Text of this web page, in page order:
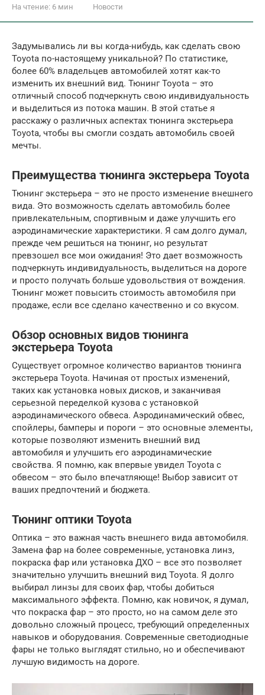
На чтение: 6 мин Новости
Задумывались ли вы когда-нибудь, как сделать свою
Toyota по-настоящему уникальной? По статистике,
более 60% владельцев автомобилей хотят как-то
изменить их внешний вид. Тюнинг Toyota – это
отличный способ подчеркнуть свою индивидуальность
и выделиться из потока машин. В этой статье я
расскажу о различных аспектах тюнинга экстерьера
Toyota, чтобы вы смогли создать автомобиль своей
мечты.
Преимущества тюнинга экстерьера Toyota
Тюнинг экстерьера – это не просто изменение внешнего
вида. Это возможность сделать автомобиль более
привлекательным, спортивным и даже улучшить его
аэродинамические характеристики. Я сам долго думал,
прежде чем решиться на тюнинг, но результат
превзошел все мои ожидания! Это дает возможность
подчеркнуть индивидуальность, выделиться на дороге
и просто получать больше удовольствия от вождения.
Тюнинг может повысить стоимость автомобиля при
продаже, если все сделано качественно и со вкусом.
Обзор основных видов тюнинга
экстерьера Toyota
Существует огромное количество вариантов тюнинга
экстерьера Toyota. Начиная от простых изменений,
таких как установка новых дисков, и заканчивая
серьезной переделкой кузова с установкой
аэродинамического обвеса. Аэродинамический обвес,
спойлеры, бамперы и пороги – это основные элементы,
которые позволяют изменить внешний вид
автомобиля и улучшить его аэродинамические
свойства. Я помню, как впервые увидел Toyota с
обвесом – это было впечатляюще! Выбор зависит от
ваших предпочтений и бюджета.
Тюнинг оптики Toyota
Оптика – это важная часть внешнего вида автомобиля.
Замена фар на более современные, установка линз,
покраска фар или установка ДХО – все это позволяет
значительно улучшить внешний вид Toyota. Я долго
выбирал линзы для своих фар, чтобы добиться
максимального эффекта. Помню, как новичок, я думал,
что покраска фар – это просто, но на самом деле это
довольно сложный процесс, требующий определенных
навыков и оборудования. Современные светодиодные
фары не только выглядят стильно, но и обеспечивают
лучшую видимость на дороге.